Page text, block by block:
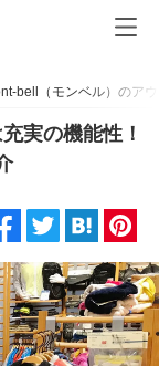
bell（モンベル）のア
実の機能性！